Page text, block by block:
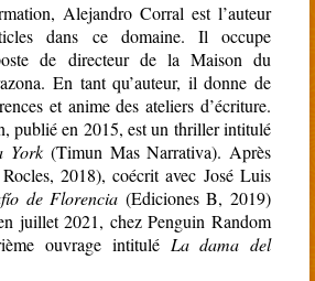
dans ce domaine. Il occupe
de directeur de la Maison du
En tant qu’auteur, il donne de
et anime des ateliers d’écriture.
publié en 2015, est un thriller intitulé
York (Timun Mas Narrativa). Après
2018), coécrit avec José Luis
de Florencia (Ediciones B, 2019)
juillet 2021, chez Penguin Random
ouvrage intitulé La dama del